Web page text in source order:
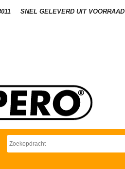
SNEL GELEVERD UIT VOORRAAD